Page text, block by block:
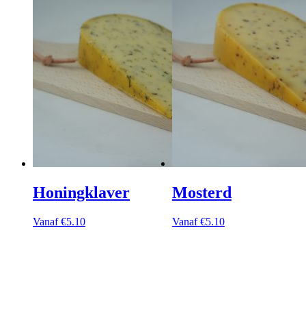
Honingklaver
Vanaf €5.10
Mosterd
Vanaf €5.10